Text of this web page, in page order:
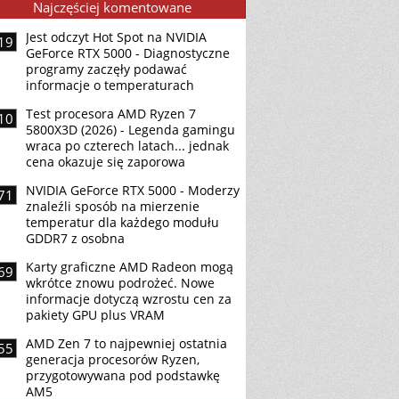
Najczęściej komentowane
Jest odczyt Hot Spot na NVIDIA
GeForce RTX 5000 - Diagnostyczne
programy zaczęły podawać
informacje o temperaturach
Test procesora AMD Ryzen 7
5800X3D (2026) - Legenda gamingu
wraca po czterech latach... jednak
cena okazuje się zaporowa
NVIDIA GeForce RTX 5000 - Moderzy
znaleźli sposób na mierzenie
temperatur dla każdego modułu
GDDR7 z osobna
Karty graficzne AMD Radeon mogą
wkrótce znowu podrożeć. Nowe
informacje dotyczą wzrostu cen za
pakiety GPU plus VRAM
AMD Zen 7 to najpewniej ostatnia
generacja procesorów Ryzen,
przygotowywana pod podstawkę
AM5